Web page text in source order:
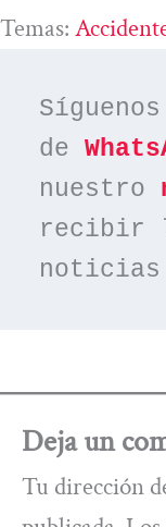
Temas:
de
nuestro
recibir
noticias
Deja un
Tu dirección